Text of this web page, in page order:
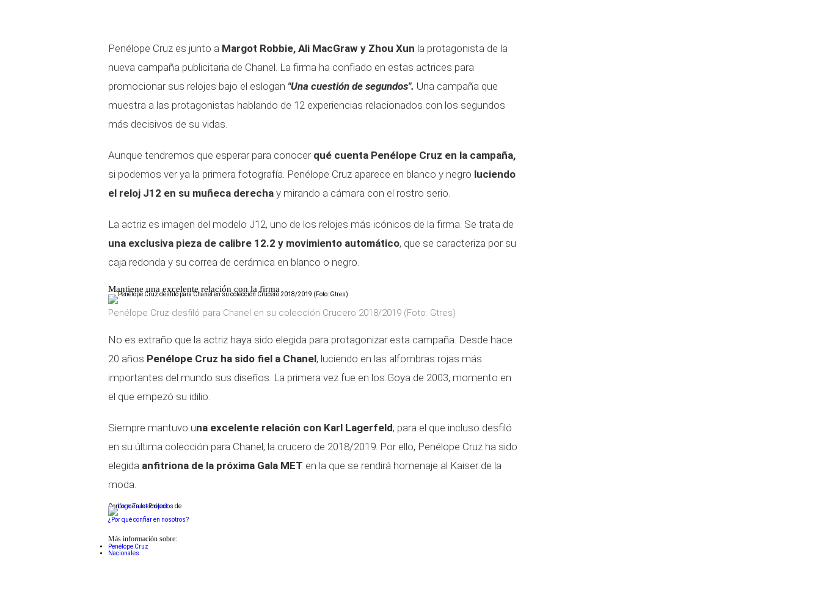
Penélope Cruz es junto a Margot Robbie, Ali MacGraw y Zhou Xun la protagonista de la
nueva campaña publicitaria de Chanel. La firma ha confiado en estas actrices para
promocionar sus relojes bajo el eslogan "Una cuestión de segundos". Una campaña que
muestra a las protagonistas hablando de 12 experiencias relacionados con los segundos
más decisivos de su vidas.
Aunque tendremos que esperar para conocer qué cuenta Penélope Cruz en la campaña,
si podemos ver ya la primera fotografía. Penélope Cruz aparece en blanco y negro luciendo
el reloj J12 en su muñeca derecha y mirando a cámara con el rostro serio.
La actriz es imagen del modelo J12, uno de los relojes más icónicos de la firma. Se trata de
una exclusiva pieza de calibre 12.2 y movimiento automático, que se caracteriza por su
caja redonda y su correa de cerámica en blanco o negro.
Mantiene una excelente relación con la firma
Penélope Cruz desfiló para Chanel en su colección Crucero 2018/2019 (Foto: Gtres)
No es extraño que la actriz haya sido elegida para protagonizar esta campaña. Desde hace
20 años Penélope Cruz ha sido fiel a Chanel, luciendo en las alfombras rojas más
importantes del mundo sus diseños. La primera vez fue en los Goya de 2003, momento en
el que empezó su idilio.
Siempre mantuvo una excelente relación con Karl Lagerfeld, para el que incluso desfiló
en su última colección para Chanel, la crucero de 2018/2019. Por ello, Penélope Cruz ha sido
elegida anfitriona de la próxima Gala MET en la que se rendirá homenaje al Kaiser de la
moda.
Conforme a los criterios de
¿Por qué confiar en nosotros?
Más información sobre:
Penélope Cruz
Nacionales